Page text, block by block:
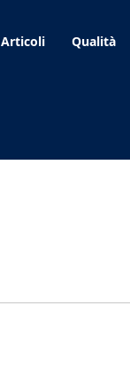
Articoli Qualità